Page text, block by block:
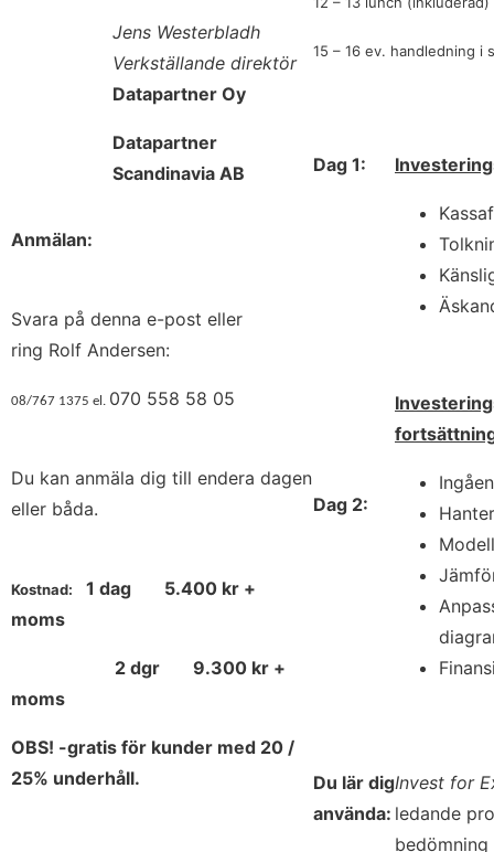
Jens Westerbladh
Verkställande direktör
Datapartner Oy
Datapartner
Scandinavia AB
Anmälan:
Svara på denna e-post eller
ring Rolf Andersen:
08/767 1375 el. 070 558 58 05
Du kan anmäla dig till endera dagen
eller båda.
Kostnad: 1 dag
5.400 kr +
moms
2 dgr
9.300 kr +
moms
OBS! -gratis för kunder med 20 /
25% underhåll.
15 – 16 ev. handledning i
Dag 1:
Dag 2:
Du lär dig
använda:
Invest for
ledande